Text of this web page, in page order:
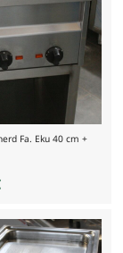
Fa. Eku 40 cm +